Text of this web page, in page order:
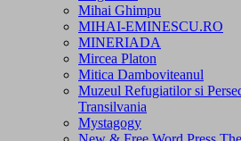
Mihai Ghimpu
MIHAI-EMINESCU.RO
MINERIADA
Mircea Platon
Mitica Damboviteanul
Muzeul Refugiatilor si
Transilvania
Mystagogy